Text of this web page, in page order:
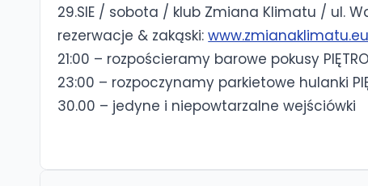
29.SIE / sobota / klub Zmiana Klimatu / ul.
rezerwacje & zakąski:
21:00 – rozpościeramy barowe pokusy PIĘTRO
23:00 – rozpoczynamy parkietowe hulanki
30.00 – jedyne i niepowtarzalne wejściówki